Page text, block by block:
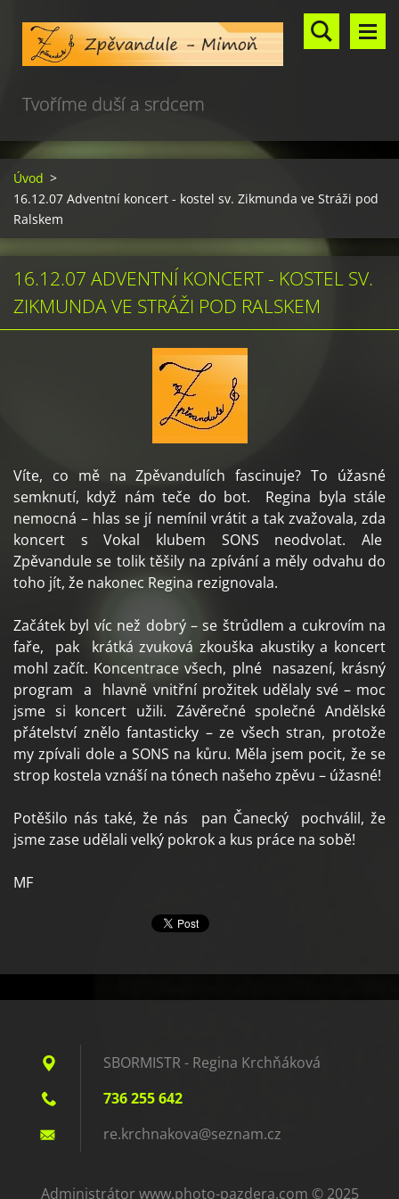
Tvoříme duší a srdcem
Úvod >
16.12.07 Adventní koncert - kostel sv. Zikmunda ve Stráži pod
Ralskem
16.12.07 ADVENTNÍ KONCERT - KOSTEL SV.
ZIKMUNDA VE STRÁŽI POD RALSKEM
Víte, co mě na Zpěvandulích fascinuje? To úžasné
semknutí, když nám teče do bot. Regina byla stále
nemocná – hlas se jí nemínil vrátit a tak zvažovala, zda
koncert s Vokal klubem SONS neodvolat. Ale
Zpěvandule se tolik těšily na zpívání a měly odvahu do
toho jít, že nakonec Regina rezignovala.
Začátek byl víc než dobrý – se štrůdlem a cukrovím na
faře, pak krátká zvuková zkouška akustiky a koncert
mohl začít. Koncentrace všech, plné nasazení, krásný
program a hlavně vnitřní prožitek udělaly své – moc
jsme si koncert užili. Závěrečné společné Andělské
přátelství znělo fantasticky – ze všech stran, protože
my zpívali dole a SONS na kůru. Měla jsem pocit, že se
strop kostela vznáší na tónech našeho zpěvu – úžasné!
Potěšilo nás také, že nás pan Čanecký pochválil, že
jsme zase udělali velký pokrok a kus práce na sobě!
MF
SBORMISTR - Regina Krchňáková
736 255 642
re.krchnakova@seznam.cz
Administrátor www.photo-pazdera.com © 2025